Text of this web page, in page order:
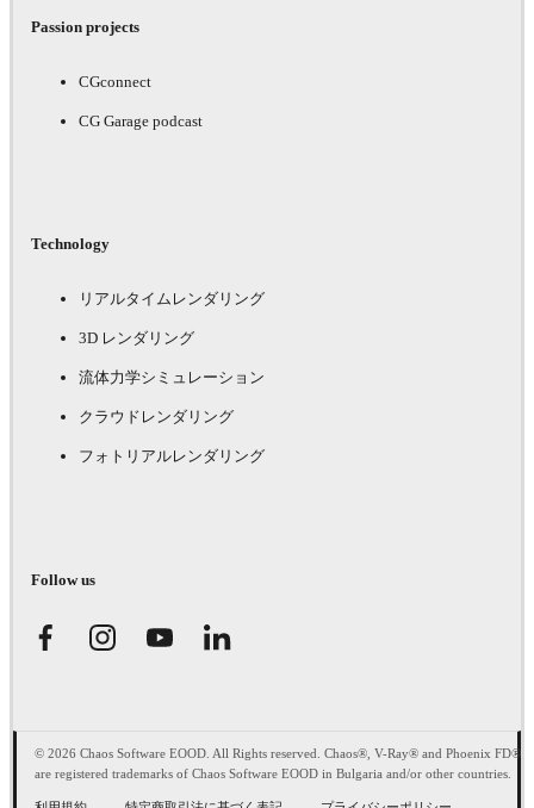
Passion projects
CGconnect
CG Garage podcast
Technology
リアルタイムレンダリング
3D レンダリング
流体力学シミュレーション
クラウドレンダリング
フォトリアルレンダリング
Follow us
© 2026 Chaos Software EOOD. All Rights reserved. Chaos®, V-Ray® and Phoenix FD®
are registered trademarks of Chaos Software EOOD in Bulgaria and/or other countries.